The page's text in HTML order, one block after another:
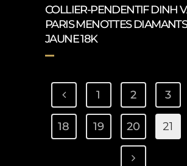
COLLIER-PENDENTIF DINH
PARIS MENOTTES
JAUNE 18K
1 2 3
18 19 20 21